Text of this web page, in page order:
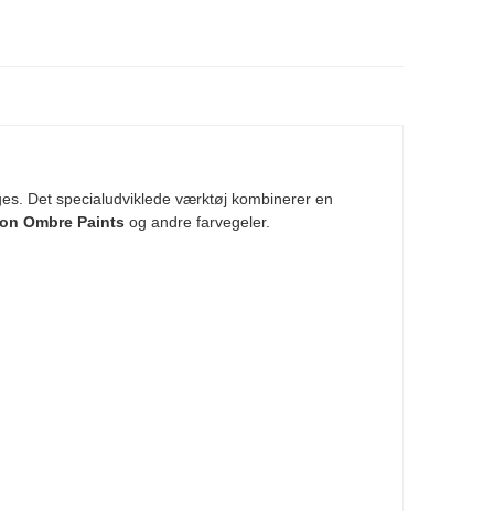
Det specialudviklede værktøj kombinerer en
Ombre Paints og andre farvegeler.